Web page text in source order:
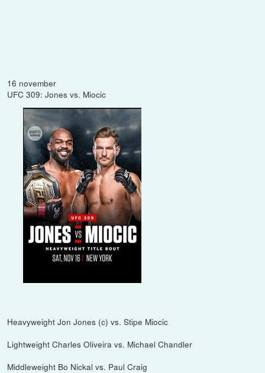
16 november
UFC 309: Jones vs. Miocic
Heavyweight Jon Jones (c) vs. Stipe Miocic
Lightweight Charles Oliveira vs. Michael Chandler
Middleweight Bo Nickal vs. Paul Craig